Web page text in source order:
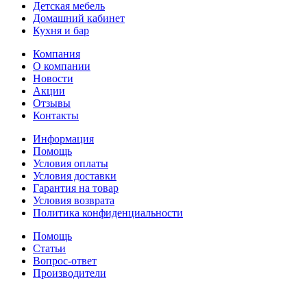
Детская мебель
Домашний кабинет
Кухня и бар
Компания
О компании
Новости
Акции
Отзывы
Контакты
Информация
Помощь
Условия оплаты
Условия доставки
Гарантия на товар
Условия возврата
Политика конфиденциальности
Помощь
Статьи
Вопрос-ответ
Производители